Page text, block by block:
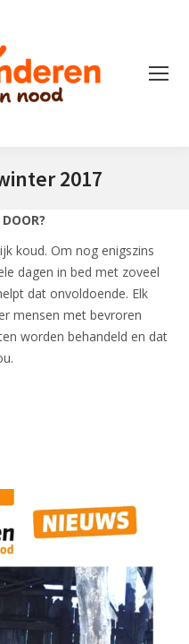
2017
koud. Om nog enigszins
dagen in bed met zoveel
dat onvoldoende. Elk
mensen met bevroren
worden behandeld en dat